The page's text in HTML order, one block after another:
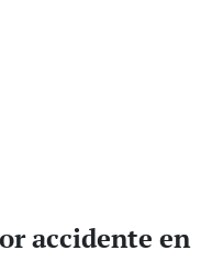
accidente en